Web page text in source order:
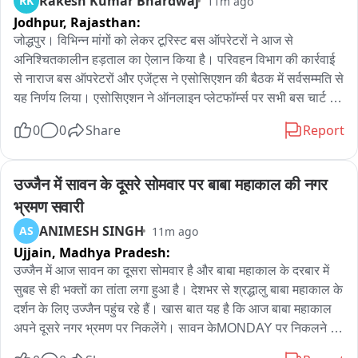
Jodhpur, Rajasthan:
जोद्धपुर। विभिन्न मांगों को लेकर टूरिस्ट बस ऑपरेटरों ने आज से
अनिश्चितकालीन हड़ताल का ऐलान किया है। परिवहन विभाग की कार्रवाई
से नाराज बस ऑपरेटरों और एजेंट्स ने एसोसिएशन की बैठक में सर्वसम्मति से
यह निर्णय लिया। एसोसिएशन ने ऑनलाइन प्लेटफॉर्म्स पर सभी बस चार्ट बंद
खिलाफ सख्त कार्रवाई की चेतावनी दी गई है। ऑपरेटरों के हड़ताल पर जाने
आशंका है। ऑल इंडिया टूरिस्ट परमिट बस ओनर एसोसिएशन के समर्थन में
एजेंट्स भी उतर आए हैं। एसोसिएशन ने मांगों के समाधान तक आंदोलन जारी
रखने की बात कही है。
0 0 Share Report
उज्जैन में सावन के दूसरे सोमवार पर बाबा महाकाल की नगर
भ्रमण सवारी
AS ANIMESH SINGH 11m ago
Ujjain, Madhya Pradesh:
उज्जैन में आज सावन का दूसरा सोमवार है और बाबा महाकाल के दरबार में
सुबह से ही भक्तों का तांता लगा हुआ है। देशभर से श्रद्धालु बाबा महाकाल के
दर्शन के लिए उज्जैन पहुंच रहे हैं। खास बात यह है कि आज बाबा महाकाल
अपने दूसरे नगर भ्रमण पर निकलेंगे। सावन केMONDAY पर निकलने